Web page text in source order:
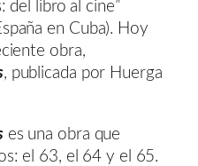
del libro al cine”
en Cuba). Hoy
obra,
, publicada por Huerga
es una obra que
el 63, el 64 y el 65.